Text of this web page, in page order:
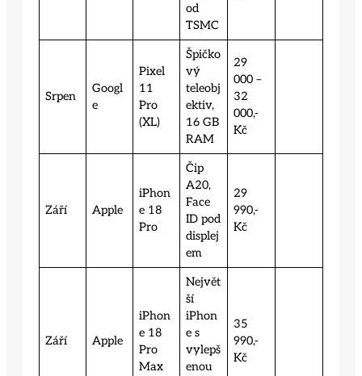
od
TSMC
Srpen
Googl
e
Pixel
11
Pro
(XL)
Špičko
vý
teleobj
ektiv,
16 GB
RAM
29
000 –
32
000,-
Kč
Září Apple
iPhon
e 18
Pro
Čip
A20,
Face
ID pod
displej
em
29
990,-
Kč
Září Apple
iPhon
e 18
Pro
Max
Největ
ší
iPhon
e s
vylepš
enou
35
990,-
Kč